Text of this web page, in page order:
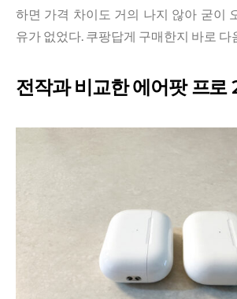
하면 가격 차이도 거의 나지 않아 굳이
유가 없었다. 쿠팡답게 구매한지 바로 다
전작과 비교한 에어팟 프로